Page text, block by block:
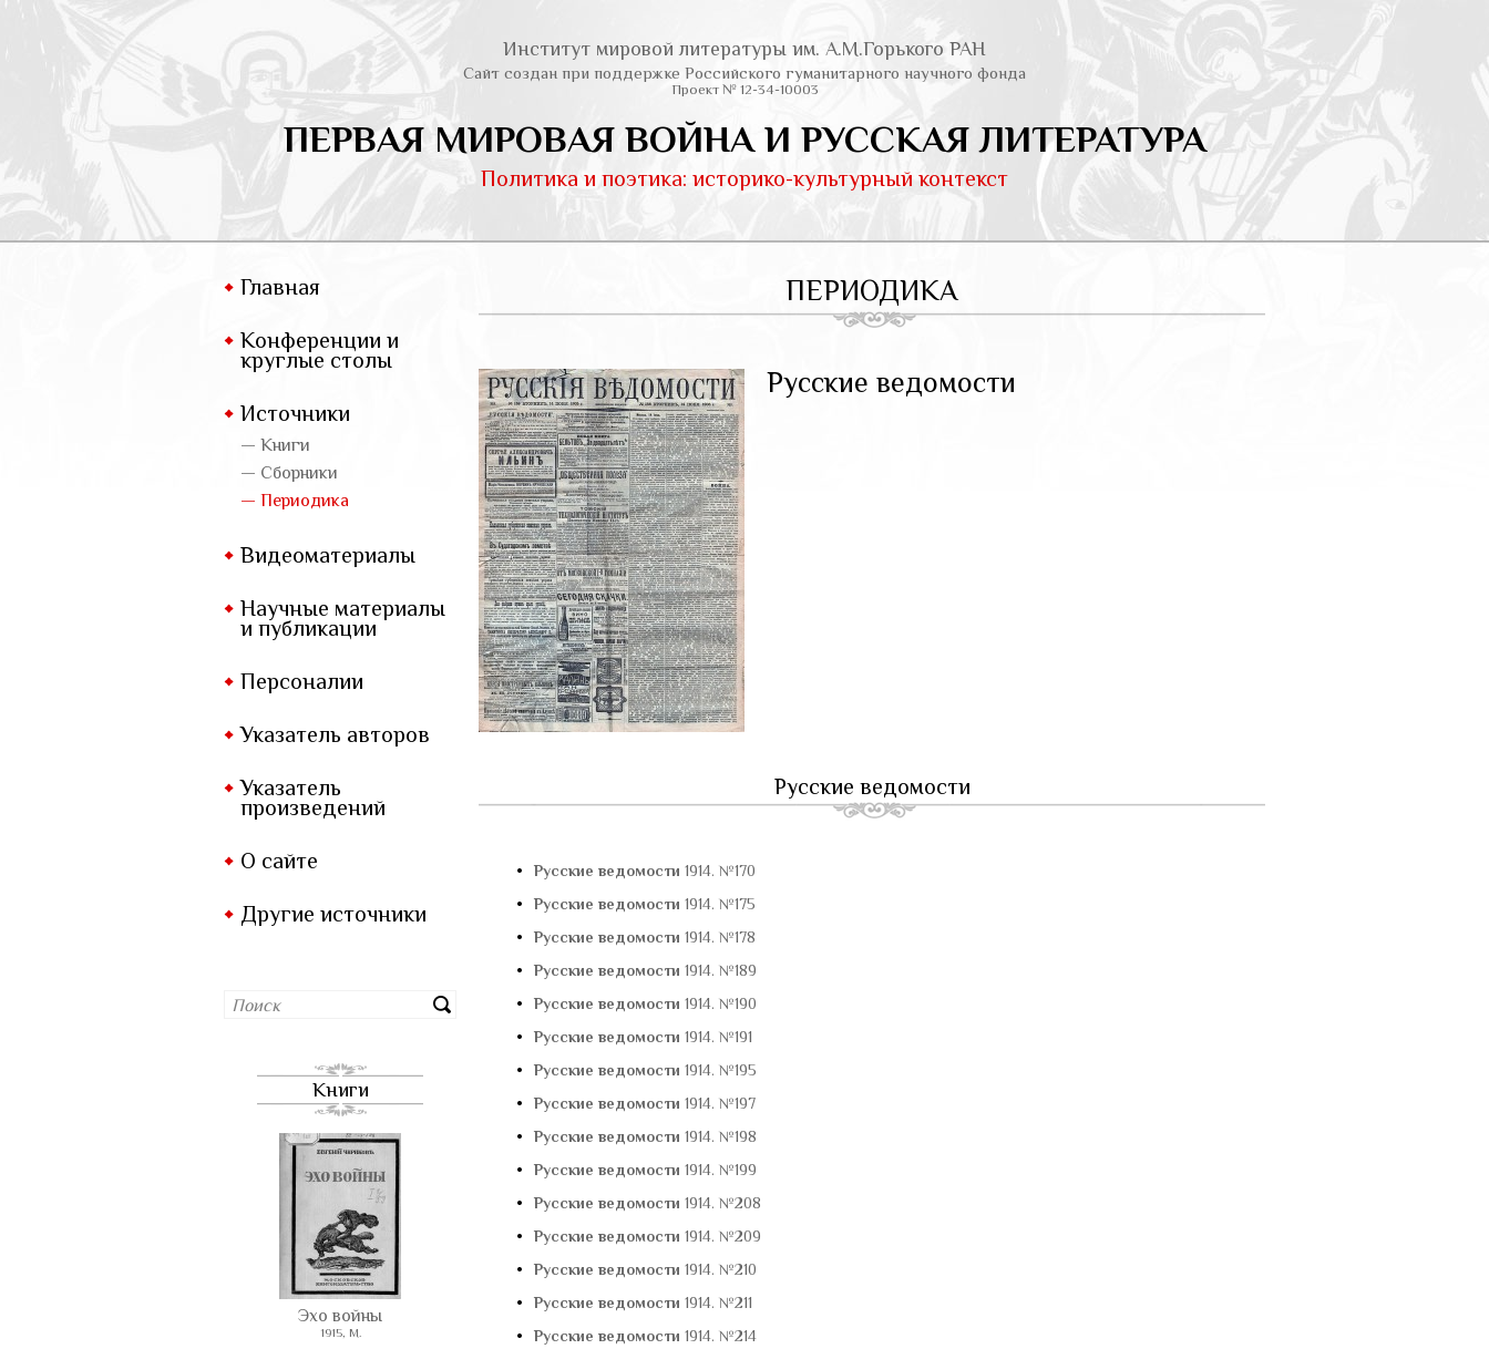
Институт мировой литературы им. А.М.Горького РАН
Сайт создан при поддержке Российского гуманитарного научного фонда
Проект № 12-34-10003
ПЕРВАЯ МИРОВАЯ ВОЙНА И РУССКАЯ ЛИТЕРАТУРА
Политика и поэтика: историко-культурный контекст
Главная
Конференции и
круглые столы
Источники
— Книги
— Сборники
— Периодика
Видеоматериалы
Научные материалы
и публикации
Персоналии
Указатель авторов
Указатель
произведений
О сайте
Другие источники
Книги
Эхо войны
1915, М.
ПЕРИОДИКА
Русские ведомости
Русские ведомости
• Русские ведомости 1914. №170
•
Русские ведомости 1914. №175
•
Русские ведомости 1914. №178
•
Русские ведомости 1914. №189
•
Русские ведомости 1914. №190
•
Русские ведомости 1914. №191
•
Русские ведомости 1914. №195
•
Русские ведомости 1914. №197
•
Русские ведомости 1914. №198
•
Русские ведомости 1914. №199
•
Русские ведомости 1914. №208
•
Русские ведомости 1914. №209
•
Русские ведомости 1914. №210
•
Русские ведомости 1914. №211
•
Русские ведомости 1914. №214